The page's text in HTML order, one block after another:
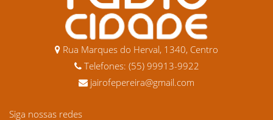
Rua Marques do Herval, 1340, Centro
Telefones: (55) 99913-9922
jairofepereira@gmail.com
Siga nossas redes